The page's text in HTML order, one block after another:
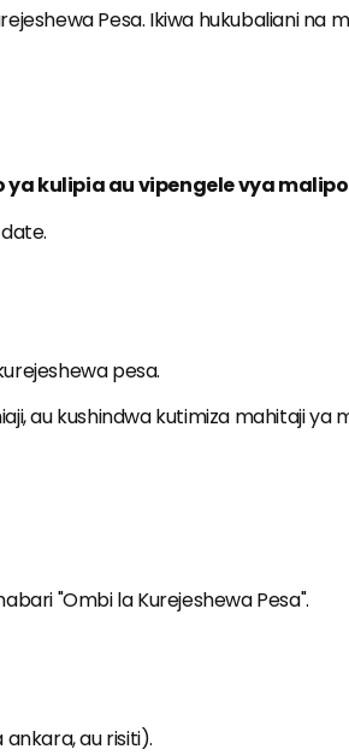
Pesa. Ikiwa hukubaliani
ya kulipia au vipengele vya malipo
pesa.
au kushindwa kutimiza mahitaji ya
"Ombi la Kurejeshewa Pesa".
au risiti).